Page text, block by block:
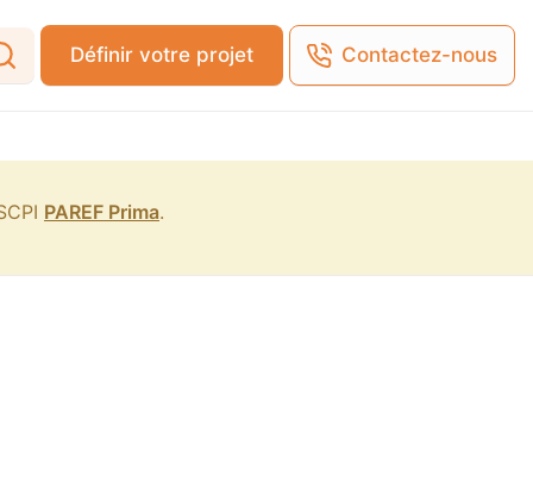
Définir votre projet Contactez-nous
PAREF Prima.